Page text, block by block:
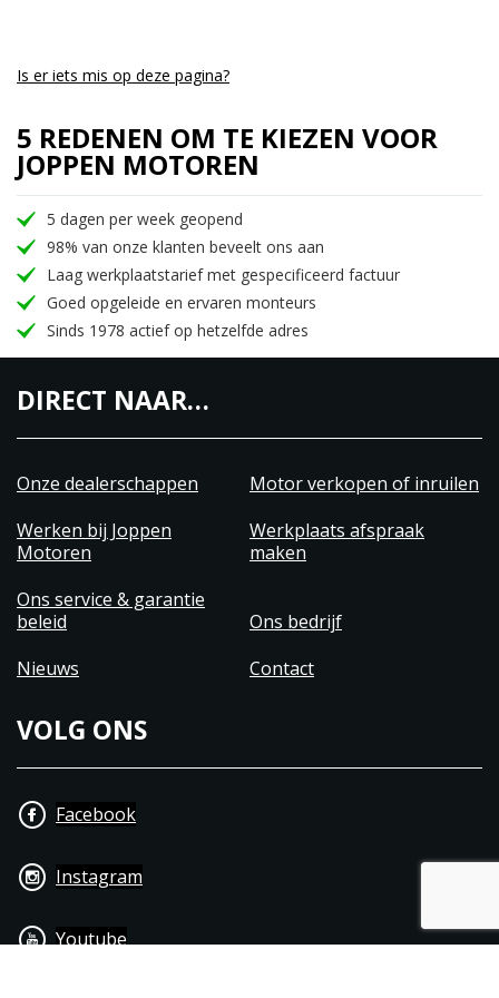
ABS
Opties: Cruise control, verwarmde handvatten,
verstelbare windscherm
Deze Goldwing biedt comfort, veiligheid en een
geweldige rijervaring voor zowel korte ritten als
lange toertochten.
Is er iets mis op deze pagina?
5 REDENEN OM TE KIEZEN VOOR
JOPPEN MOTOREN
5 dagen per week geopend
98% van onze klanten beveelt ons aan
Laag werkplaatstarief met gespecificeerd factuur
Goed opgeleide en ervaren monteurs
Sinds 1978 actief op hetzelfde adres
DIRECT NAAR…
Onze dealerschappen
Motor verkopen of inruilen
Werken bij Joppen
Motoren
Werkplaats afspraak
maken
Ons service & garantie
beleid
Ons bedrijf
Nieuws
Contact
VOLG ONS
Facebook
Instagram
Youtube